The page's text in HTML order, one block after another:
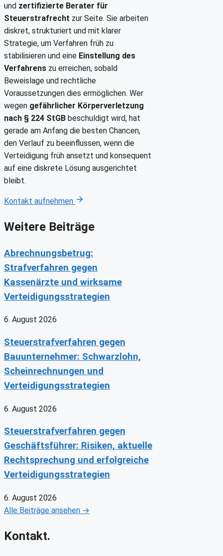
und zertifizierte Berater für
Steuerstrafrecht zur Seite. Sie arbeiten
diskret, strukturiert und mit klarer
Strategie, um Verfahren früh zu
stabilisieren und eine Einstellung des
Verfahrens zu erreichen, sobald
Beweislage und rechtliche
Voraussetzungen dies ermöglichen. Wer
wegen gefährlicher Körperverletzung
nach § 224 StGB beschuldigt wird, hat
gerade am Anfang die besten Chancen,
den Verlauf zu beeinflussen, wenn die
Verteidigung früh ansetzt und konsequent
auf eine diskrete Lösung ausgerichtet
bleibt.
Kontakt aufnehmen
Weitere Beiträge
Abrechnungsbetrug:
Strafverfahren gegen
Kassenärzte und wirksame
Verteidigungsstrategien
6. August 2026
Steuerstrafverfahren gegen
Bauunternehmer: Schwarzlohn,
Scheinrechnungen und
Verteidigungsstrategien
6. August 2026
Steuerstrafverfahren gegen
Geschäftsführer: Risiken, aktuelle
Rechtsprechung und erfolgreiche
Verteidigungsstrategien
6. August 2026
Alle Beiträge ansehen →
Kontakt.